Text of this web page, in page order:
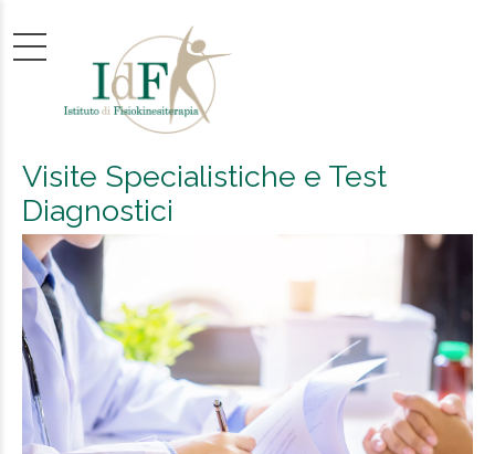
Visite Specialistiche e Test
Diagnostici